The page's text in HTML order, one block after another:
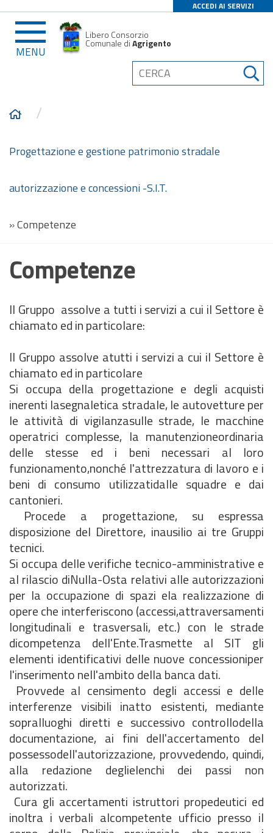
ACCEDI AI SERVIZI
MENU
Libero Consorzio
Comunale diAgrigento
/
Progettazione e gestione patrimonio stradale
autorizzazione e concessioni -S.I.T.
»Competenze
Competenze
Il Gruppo assolve a tutti i servizi a cui il Settore è
chiamato ed in particolare:
ll Gruppo assolve atutti i servizi a cui il Settore è
chiamato ed in particolare
Si occupa della progettazione e degli acquisti
inerenti lasegnaletica stradale, le autovetture per
le attività di vigilanzasulle strade, le macchine
operatrici complesse, la manutenzioneordinaria
delle stesse ed i beni necessari al loro
funzionamento,nonché l'attrezzatura di lavoro e i
beni di consumo utilizzatidalle squadre e dai
cantonieri.
Procede a progettazione, su espressa
disposizione del Direttore, inausilio ai tre Gruppi
tecnici.
Si occupa delle verifiche tecnico-amministrative e
al rilascio diNulla-Osta relativi alle autorizzazioni
per la occupazione di spazi ela realizzazione di
opere che interferiscono (accessi,attraversamenti
longitudinali e trasversali, etc.) con le strade
dicompetenza dell'Ente.Trasmette al SIT gli
elementi identificativi delle nuove concessioniper
l'inserimento nell'ambito della banca dati.
Provvede al censimento degli accessi e delle
interferenze visibili inatto esistenti, mediante
sopralluoghi diretti e successivo controllodella
documentazione, ai fini dell'accertamento del
possessodell'autorizzazione, provvedendo, quindi,
alla redazione deglielenchi dei passi non
autorizzati.
Cura gli accertamenti istruttori propedeutici ed
inoltra i verbali alcompetente ufficio presso il